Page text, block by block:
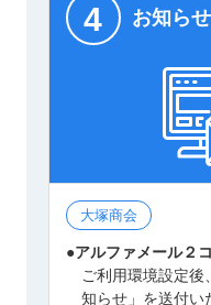
4 お知ら
大塚商会
●アルファメール２
ご利用環境設定後
知らせ」を送付い